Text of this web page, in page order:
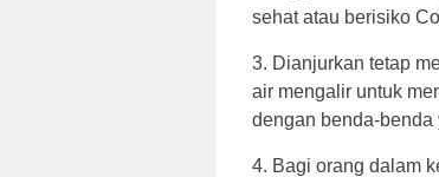
sehat atau berisiko
3. Dianjurkan tetap
air mengalir untuk
dengan benda-benda
4. Bagi orang dalam